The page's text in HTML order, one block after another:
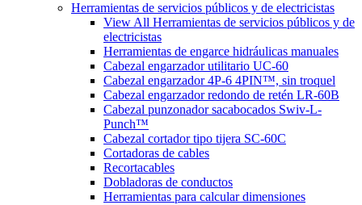
Herramientas de servicios públicos y de electricistas
View All Herramientas de servicios públicos y de
electricistas
Herramientas de engarce hidráulicas manuales
Cabezal engarzador utilitario UC-60
Cabezal engarzador 4P-6 4PIN™, sin troquel
Cabezal engarzador redondo de retén LR-60B
Cabezal punzonador sacabocados Swiv-L-
Punch™
Cabezal cortador tipo tijera SC-60C
Cortadoras de cables
Recortacables
Dobladoras de conductos
Herramientas para calcular dimensiones